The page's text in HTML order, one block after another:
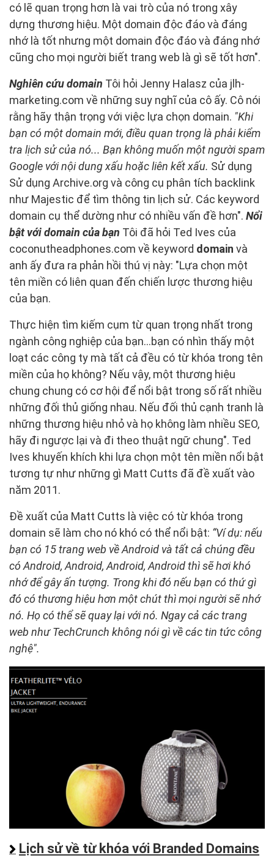
có lẽ quan trọng hơn là vai trò của nó trong xây
dựng thương hiệu. Một domain độc đáo và đáng
nhớ là tốt nhưng một domain độc đáo và đáng nhớ
cũng cho mọi người biết trang web là gì sẽ tốt hơn".
Nghiên cứu domain Tôi hỏi Jenny Halasz của jlh-
marketing.com về những suy nghĩ của cô ấy. Cô nói
rằng hãy thận trọng với việc lựa chọn domain. "Khi
bạn có một domain mới, điều quan trọng là phải kiểm
tra lịch sử của nó... Bạn không muốn một người spam
Google với nội dung xấu hoặc liên kết xấu. Sử dụng
Sử dụng Archive.org và công cụ phân tích backlink
như Majestic để tìm thông tin lịch sử. Các keyword
domain cụ thể dường như có nhiều vấn đề hơn". Nổi
bật với domain của bạn Tôi đã hỏi Ted Ives của
coconutheadphones.com về keyword domain và
anh ấy đưa ra phản hồi thú vị này: "Lựa chọn một
tên miền có liên quan đến chiến lược thương hiệu
của bạn.
Thực hiện tìm kiếm cụm từ quan trọng nhất trong
ngành công nghiệp của bạn...bạn có nhìn thấy một
loạt các công ty mà tất cả đều có từ khóa trong tên
miền của họ không? Nếu vậy, một thương hiệu
chung chung có cơ hội để nổi bật trong số rất nhiều
những đối thủ giống nhau. Nếu đối thủ cạnh tranh là
những thương hiệu nhỏ và họ không làm nhiều SEO,
hãy đi ngược lại và đi theo thuật ngữ chung". Ted
Ives khuyến khích khi lựa chọn một tên miền nổi bật
tương tự như những gì Matt Cutts đã đề xuất vào
năm 2011.
Đề xuất của Matt Cutts là việc có từ khóa trong
domain sẽ làm cho nó khó có thể nổi bật: “Ví dụ: nếu
bạn có 15 trang web về Android và tất cả chúng đều
có Android, Android, Android, Android thì sẽ hơi khó
nhớ để gây ấn tượng. Trong khi đó nếu bạn có thứ gì
đó có thương hiệu hơn một chút thì mọi người sẽ nhớ
nó. Họ có thể sẽ quay lại với nó. Ngay cả các trang
web như TechCrunch không nói gì về các tin tức công
nghệ".
Lịch sử về từ khóa với Branded Domains